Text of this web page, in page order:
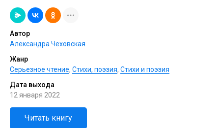
Автор
Александра Чеховская
Жанр
Серьезное чтение, Cтихи, поэзия, Стихи и поэзия
Дата выхода
12 января 2022
Читать книгу